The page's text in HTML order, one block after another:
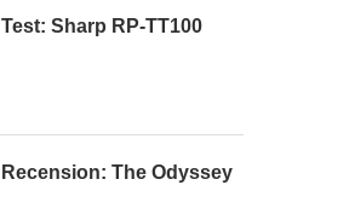
Test: Sharp RP-TT100
Recension: The Odyssey